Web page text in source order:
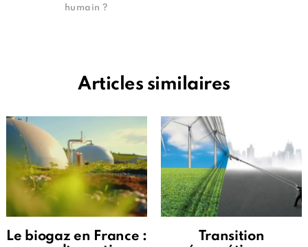
humain ?
Articles similaires
Le biogaz en France :
Transition